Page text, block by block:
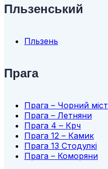
Пльзенський
Пльзень
Прага
Прага – Чорний міст
Прага – Летняни
Прага 4 – Крч
Прага 12 – Камик
Прага 13 Стодулкі
Прага – Коморяни